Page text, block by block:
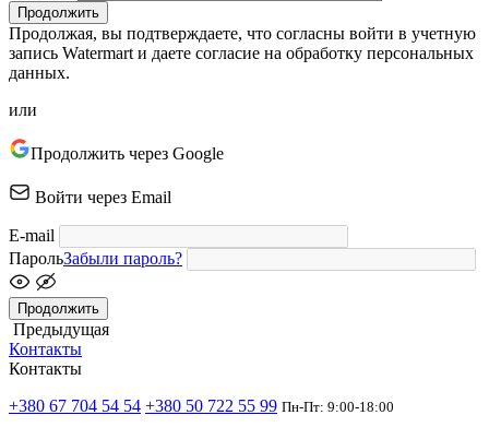
Продолжить
Продолжая, вы подтверждаете, что согласны войти в учетную
запись Watermart и даете согласие на обработку персональных
данных.
или
Продолжить через Google
Войти через Email
E-mail
ПарольЗабыли пароль?
Продолжить
Предыдущая
Контакты
Контакты
+380 67 704 54 54 +380 50 722 55 99 Пн-Пт: 9:00-18:00